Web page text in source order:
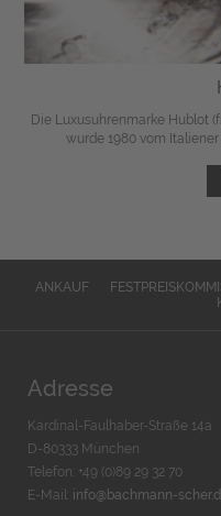
Die Luxusuhrenmarke Hublot
wurde 1980 vom Italiener
ANKAUF
Adresse
Kardinal-Faulhaber-Straße 14a
D-80333 München
Telefon: +49 (0)89 29 32 70
E-Mail: info@bachmann-